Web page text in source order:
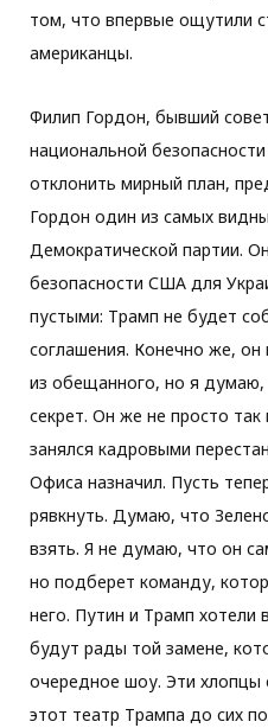
том, что впервые ощутили
американцы.
Филип Гордон, бывший
национальной
отклонить мирный план,
Гордон один из самых
Демократической партии.
безопасности США для
пустыми: Трамп не будет
соглашения. Конечно же,
из обещанного, но я думаю,
секрет. Он же не просто
занялся кадровыми
Офиса назначил. Пусть
рявкнуть. Думаю, что
взять. Я не думаю, что он
но подберет команду,
него. Путин и Трамп
будут рады той замене,
очередное шоу. Эти хлопцы
этот театр Трампа до сих